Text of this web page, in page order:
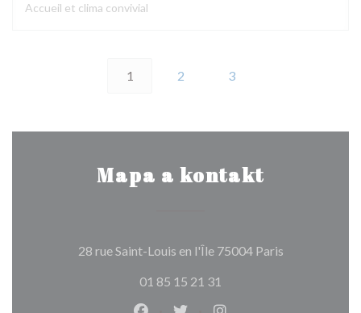
Accueil et clima convivial
1 2 3
Mapa a kontakt
28 rue Saint-Louis en l'Île 75004 Paris((otevře se v
01 85 15 21 31